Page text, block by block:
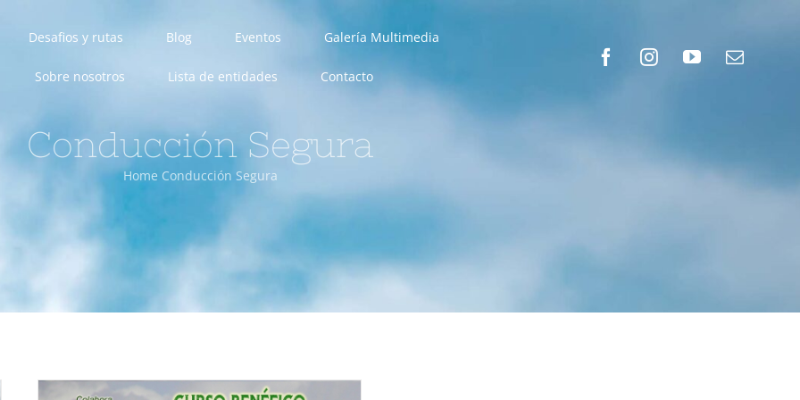
Desafios y rutas Blog Eventos Galería Multimedia
Sobre nosotros Lista de entidades Contacto
Conducción Segura
Home Conducción Segura